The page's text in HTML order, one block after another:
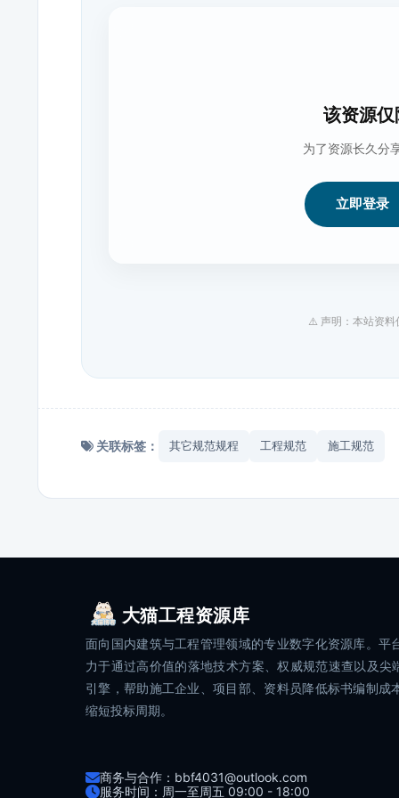
该资源
为了资源长久分
立即登录
⚠️ 声明：本站资料
关联标签： 其它规范规程 工程规范 施工规范
大猫工程资源库
面向国内建筑与工程管理领域的专业数字化资源库。平
力于通过高价值的落地技术方案、权威规范速查以及尖
引擎，帮助施工企业、项目部、资料员降低标书编制成
缩短投标周期。
商务与合作：bbf4031@outlook.com
服务时间：周一至周五 09:00 - 18:00